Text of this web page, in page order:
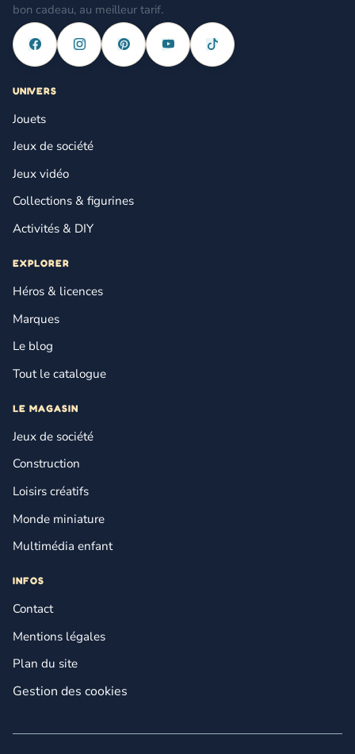
bon cadeau, au meilleur tarif.
UNIVERS
Jouets
Jeux de société
Jeux vidéo
Collections & figurines
Activités & DIY
EXPLORER
Héros & licences
Marques
Le blog
Tout le catalogue
LE MAGASIN
Jeux de société
Construction
Loisirs créatifs
Monde miniature
Multimédia enfant
INFOS
Contact
Mentions légales
Plan du site
Gestion des cookies